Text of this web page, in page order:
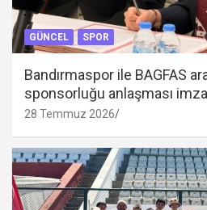
GÜNCEL SPOR
Bandırmaspor ile BAGFAS
sponsorluğu anlaşması
28 Temmuz 2026